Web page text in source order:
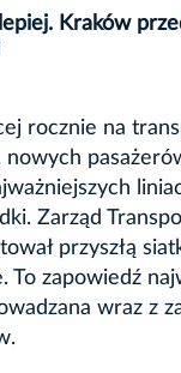
Kraków
rocznie na
nowych
Zarząd
przyszłą
To zapowiedź
wraz z